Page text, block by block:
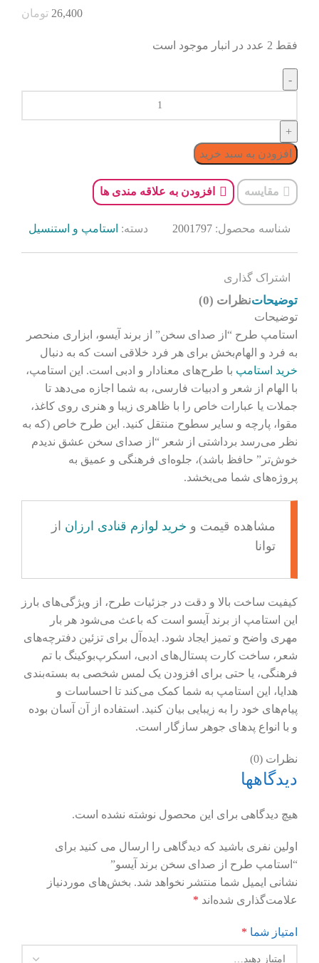
26,400 تومان
فقط 2 عدد در انبار موجود است
افزودن به سبد خرید
مقایسه افزودن به علاقه مندی ها
شناسه محصول: 2001797 دسته: استامپ و استنسیل
اشتراک گذاری
توضیحاتنظرات (0)
توضیحات
استامپ طرح “از صدای سخن” از برند آیسو، ابزاری منحصر
به فرد و الهام‌بخش برای هر فرد خلاقی است که به دنبال
خرید استامپ با طرح‌های معنادار و ادبی است. این استامپ،
با الهام از شعر و ادبیات فارسی، به شما اجازه می‌دهد تا
جملات یا عبارات خاص را با ظاهری زیبا و هنری روی کاغذ،
مقوا، پارچه و سایر سطوح منتقل کنید. این طرح خاص (که به
نظر می‌رسد برداشتی از شعر “از صدای سخن عشق ندیدم
خوش‌تر” حافظ باشد)، جلوه‌ای فرهنگی و عمیق به
پروژه‌های شما می‌بخشد.
مشاهده قیمت و خرید لوازم قنادی ارزان از
توانا
کیفیت ساخت بالا و دقت در جزئیات طرح، از ویژگی‌های بارز
این استامپ از برند آیسو است که باعث می‌شود هر بار
مهری واضح و تمیز ایجاد شود. ایده‌آل برای تزئین دفترچه‌های
شعر، ساخت کارت پستال‌های ادبی، اسکرپ‌بوکینگ با تم
فرهنگی، یا حتی برای افزودن یک لمس شخصی به بسته‌بندی
هدایا، این استامپ به شما کمک می‌کند تا احساسات و
پیام‌های خود را به زیبایی بیان کنید. استفاده از آن آسان بوده
و با انواع پدهای جوهر سازگار است.
نظرات (0)
دیدگاهها
هیچ دیدگاهی برای این محصول نوشته نشده است.
اولین نفری باشید که دیدگاهی را ارسال می کنید برای
“استامپ طرح از صدای سخن برند آیسو”
نشانی ایمیل شما منتشر نخواهد شد. بخش‌های موردنیاز
علامت‌گذاری شده‌اند *
امتیاز شما *